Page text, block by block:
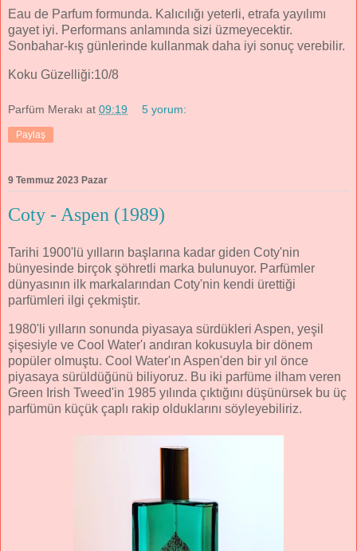
Eau de Parfum formunda. Kalıcılığı yeterli, etrafa yayılımı
gayet iyi. Performans anlamında sizi üzmeyecektir.
Sonbahar-kış günlerinde kullanmak daha iyi sonuç verebilir.
Koku Güzelliği:10/8
Parfüm Merakı at 09:19 5 yorum:
Paylaş
9 Temmuz 2023 Pazar
Coty - Aspen (1989)
Tarihi 1900'lü yılların başlarına kadar giden Coty'nin
bünyesinde birçok şöhretli marka bulunuyor. Parfümler
dünyasının ilk markalarından Coty'nin kendi ürettiği
parfümleri ilgi çekmiştir.
1980'li yılların sonunda piyasaya sürdükleri Aspen, yeşil
şişesiyle ve Cool Water'ı andıran kokusuyla bir dönem
popüler olmuştu. Cool Water'ın Aspen'den bir yıl önce
piyasaya sürüldüğünü biliyoruz. Bu iki parfüme ilham veren
Green Irish Tweed'in 1985 yılında çıktığını düşünürsek bu üç
parfümün küçük çaplı rakip olduklarını söyleyebiliriz.